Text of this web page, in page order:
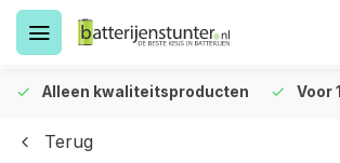
Alleen kwaliteitsproducten Voor
Terug